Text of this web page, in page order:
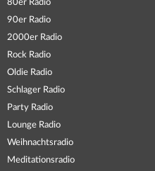
80er Radio
90er Radio
2000er Radio
Rock Radio
Oldie Radio
Schlager Radio
Party Radio
Lounge Radio
Weihnachtsradio
Meditationsradio